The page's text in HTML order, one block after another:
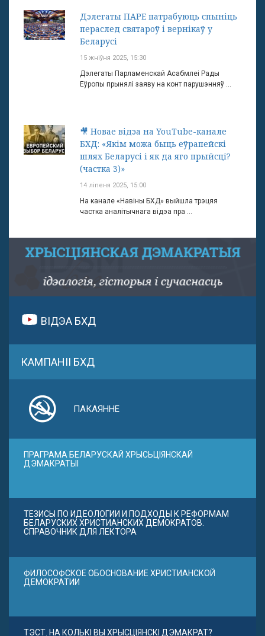
Дэлегаты ПАРЕ патрабуюць спыніць
пераслед святароў і вернікаў у
Беларусі
15 жніўня 2025, 15:30
Дэлегаты Парламенскай Асабмлеі Рады
Еўропы прынялі заяву на конт парушэнняў ...
🎥 Новае відэа на YouTube-канале
БХД: «Якім можа быць еўрапейскі
шлях Беларусі і як да яго прыйсці?
(частка 3)»
14 ліпеня 2025, 15:00
На канале «Навіны БХД» выйшла трэцяя
частка аналітычнага відэа пра ...
ВІДЭА БХД
КАМПАНІІ БХД
ПАКАЯННЕ
ПРАГРАМА БЕЛАРУСКАЙ ХРЫСЬЦІЯНСКАЙ
ДЭМАКРАТЫІ
ТЕЗИСЫ ПО ИДЕОЛОГИИ И ПОДХОДЫ К РЕФОРМАМ
БЕЛАРУСКИХ ХРИСТИАНСКИХ ДЕМОКРАТОВ.
СПРАВОЧНИК ДЛЯ ЛЕКТОРА
ФИЛОСОФСКОЕ ОБОСНОВАНИЕ ХРИСТИАНСКОЙ
ДЕМОКРАТИИ
ТЭСТ. НА КОЛЬКІ ВЫ ХРЫСЦІЯНСКІ ДЭМАКРАТ?